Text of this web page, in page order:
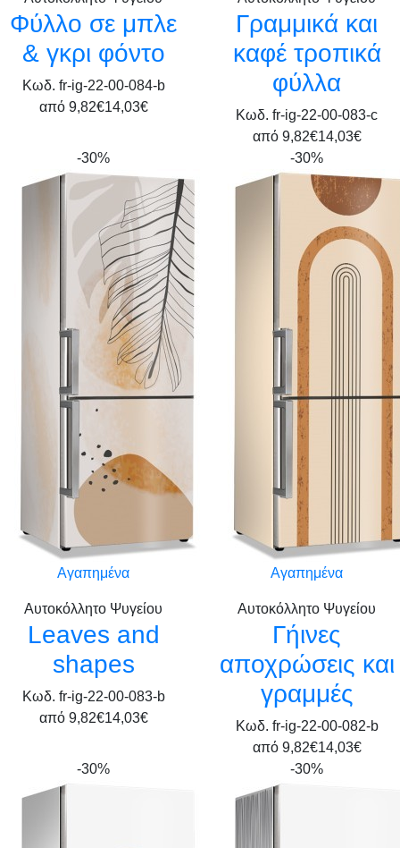
Φύλλο σε μπλε
& γκρι φόντο
Κωδ. fr-ig-22-00-084-b
από 9,82€14,03€
Γραμμικά και
καφέ τροπικά
φύλλα
Κωδ. fr-ig-22-00-083-c
από 9,82€14,03€
-30%
Αγαπημένα
Αυτοκόλλητο Ψυγείου
Leaves and
shapes
Κωδ. fr-ig-22-00-083-b
από 9,82€14,03€
-30%
Αγαπημένα
Αυτοκόλλητο Ψυγείου
Γήινες
αποχρώσεις και
γραμμές
Κωδ. fr-ig-22-00-082-b
από 9,82€14,03€
-30%
-30%